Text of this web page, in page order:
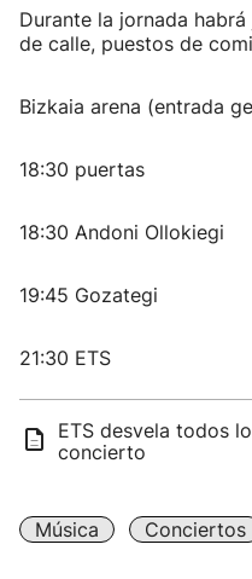
Durante la jornada
de calle, puestos de
Bizkaia arena (entrada
18:30 puertas
18:30 Andoni Ollokiegi
19:45 Gozategi
21:30 ETS
ETS desvela todos
concierto
Música Conciertos